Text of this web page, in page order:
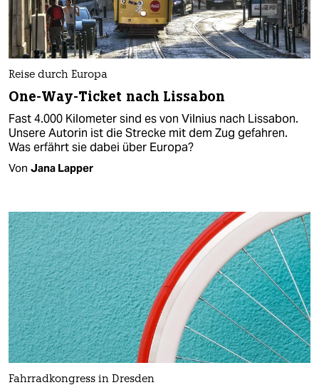
Reise durch Europa
One-Way-Ticket nach Lissabon
Fast 4.000 Kilometer sind es von Vilnius nach Lissabon.
Unsere Autorin ist die Strecke mit dem Zug gefahren.
Was erfährt sie dabei über Europa?
Von Jana Lapper
Fahrradkongress in Dresden